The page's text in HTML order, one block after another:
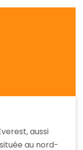
aussi
au nord-